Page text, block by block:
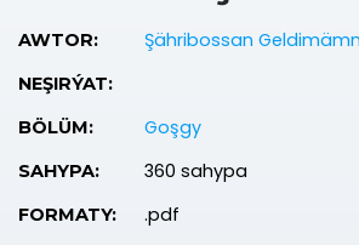
AWTOR: Şähribossan
NEŞIRÝAT:
BÖLÜM:
Goşgy
SAHYPA: 360 sahypa
FORMATY: .pdf